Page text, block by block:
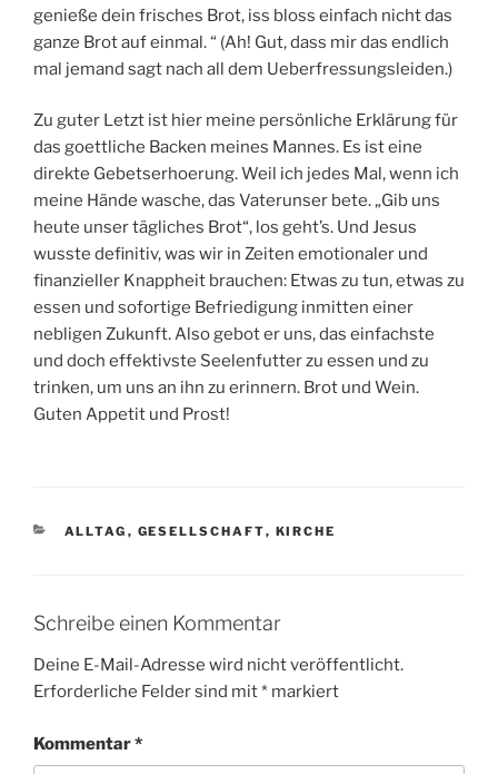
genieße dein frisches Brot, iss bloss einfach nicht das
ganze Brot auf einmal. “ (Ah! Gut, dass mir das endlich
mal jemand sagt nach all dem Ueberfressungsleiden.)
Zu guter Letzt ist hier meine persönliche Erklärung für
das goettliche Backen meines Mannes. Es ist eine
direkte Gebetserhoerung. Weil ich jedes Mal, wenn ich
meine Hände wasche, das Vaterunser bete. „Gib uns
heute unser tägliches Brot“, los geht’s. Und Jesus
wusste definitiv, was wir in Zeiten emotionaler und
finanzieller Knappheit brauchen: Etwas zu tun, etwas zu
essen und sofortige Befriedigung inmitten einer
nebligen Zukunft. Also gebot er uns, das einfachste
und doch effektivste Seelenfutter zu essen und zu
trinken, um uns an ihn zu erinnern. Brot und Wein.
Guten Appetit und Prost!
KATEGORIEN
ALLTAG , GESELLSCHAFT, KIRCHE
Schreibe einen Kommentar
Deine E-Mail-Adresse wird nicht veröffentlicht.
Erforderliche Felder sind mit* markiert
Kommentar*